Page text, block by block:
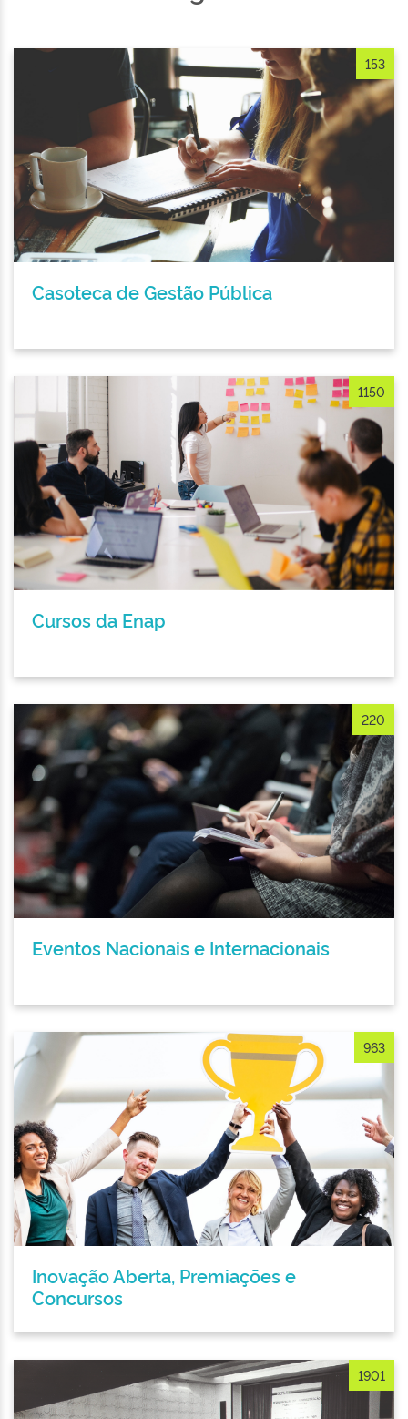
153
Casoteca de Gestão Pública
1150
Cursos da Enap
220
Eventos Nacionais e Internacionais
963
Inovação Aberta, Premiações e
Concursos
1901